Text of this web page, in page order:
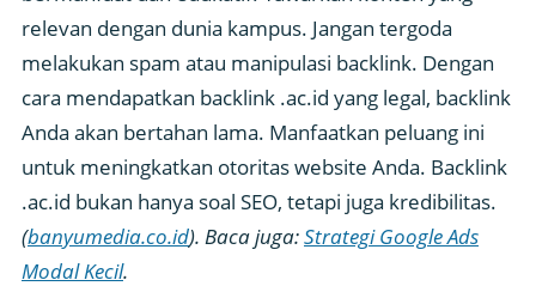
relevan dengan dunia kampus. Jangan tergoda
melakukan spam atau manipulasi backlink. Dengan
cara mendapatkan backlink .ac.id yang legal, backlink
Anda akan bertahan lama. Manfaatkan peluang ini
untuk meningkatkan otoritas website Anda. Backlink
.ac.id bukan hanya soal SEO, tetapi juga kredibilitas.
(banyumedia.co.id). Baca juga:Strategi Google Ads
Modal Kecil.